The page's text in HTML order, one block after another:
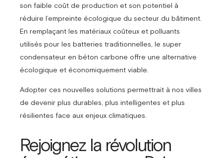
son faible coût de production et son potentiel à
réduire l’empreinte écologique du secteur du bâtiment.
En remplaçant les matériaux coûteux et polluants
utilisés pour les batteries traditionnelles, le super
condensateur en béton carbone offre une alternative
écologique et économiquement viable.
Adopter ces nouvelles solutions permettrait à nos villes
de devenir plus durables, plus intelligentes et plus
résilientes face aux enjeux climatiques.
Rejoignez la révolution